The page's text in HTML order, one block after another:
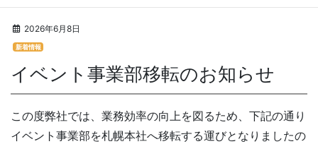
2026年6月8日
新着情報
イベント事業部移転のお知らせ
この度弊社では、業務効率の向上を図るため、下記の通り
イベント事業部を札幌本社へ移転する運びとなりましたの